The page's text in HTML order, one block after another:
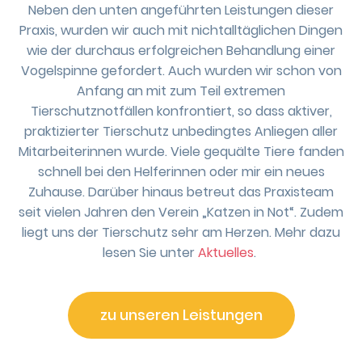
Neben den unten angeführten Leistungen dieser
Praxis, wurden wir auch mit nichtalltäglichen Dingen
wie der durchaus erfolgreichen Behandlung einer
Vogelspinne gefordert. Auch wurden wir schon von
Anfang an mit zum Teil extremen
Tierschutznotfällen konfrontiert, so dass aktiver,
praktizierter Tierschutz unbedingtes Anliegen aller
Mitarbeiterinnen wurde. Viele gequälte Tiere fanden
schnell bei den Helferinnen oder mir ein neues
Zuhause. Darüber hinaus betreut das Praxisteam
seit vielen Jahren den Verein „Katzen in Not“. Zudem
liegt uns der Tierschutz sehr am Herzen. Mehr dazu
lesen Sie unterAktuelles.
zu unseren Leistungen